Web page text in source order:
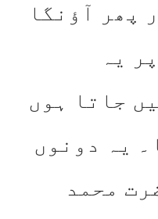
پھر آؤنگا
یہ
جاتا ہوں
یہ دونوں
محمد